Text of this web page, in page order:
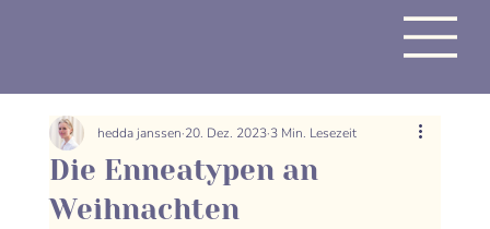
Die Enneatypen an
Weihnachten
hedda janssen 20. Dez. 2023 3 Min. Lesezeit